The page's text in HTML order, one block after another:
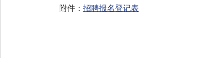
附件： 招聘报名登记表